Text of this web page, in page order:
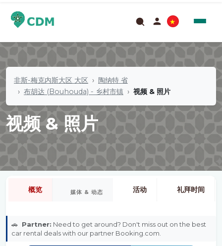
非斯-梅克内斯大区 大区
陶纳特 省
布胡达 (Bouhouda) - 乡村市镇
视频 & 照片
视频 & 照片
概览 媒体 & 动态 活动 礼拜时间
🚗 Partner: Need to get around? Don't miss out on the best
car rental deals with our partner Booking.com.